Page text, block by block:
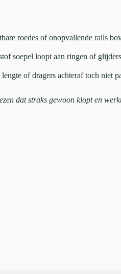
roedes of onopvallende rails
soepel loopt aan ringen of glijders
of dragers achteraf toch niet
dat straks gewoon klopt en